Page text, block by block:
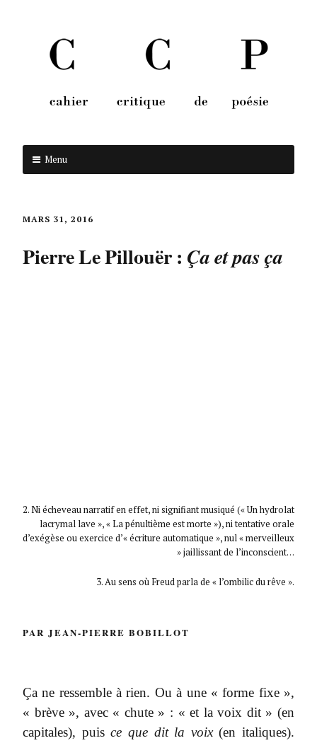
Menu
MARS 31, 2016
Pierre Le Pillouër : Ça et pas ça
2. Ni écheveau narratif en effet, ni signifiant musiqué (« Un hydrolat
lacrymal lave », « La pénultième est morte »), ni tentative orale
d’exégèse ou exercice d’« écriture automatique », nul « merveilleux
» jaillissant de l’inconscient…
3. Au sens où Freud parla de « l’ombilic du rêve ».
PAR JEAN-PIERRE BOBILLOT
Ça ne ressemble à rien. Ou à une « forme fixe »,
« brève », avec « chute » : « et la voix dit » (en
capitales), puisce que dit la voix(en italiques).